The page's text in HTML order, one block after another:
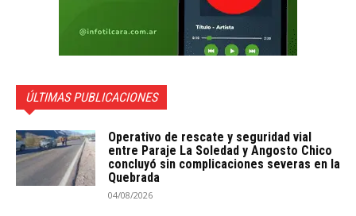
ÚLTIMAS PUBLICACIONES
Operativo de rescate y seguridad vial
entre Paraje La Soledad y Angosto Chico
concluyó sin complicaciones severas en la
Quebrada
04/08/2026